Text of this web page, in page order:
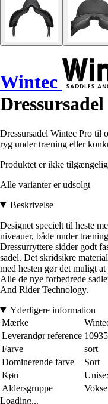
Wintec
Dressursadel Wintec Pro til
ryg under træning eller
Produktet er ikke
Alle varianter er udsolgt
Beskrivelse
Designet specielt til heste
niveauer, både under
Dressurryttere sidder godt
sadel. Det skridsikre
med hesten gør det muligt
Alle de nye forbedrede
And Rider Technology.
Yderligere information
Mærke
Leverandør reference
Farve
sort
Dominerende farve
Sort
Køn
Aldersgruppe
Loading...